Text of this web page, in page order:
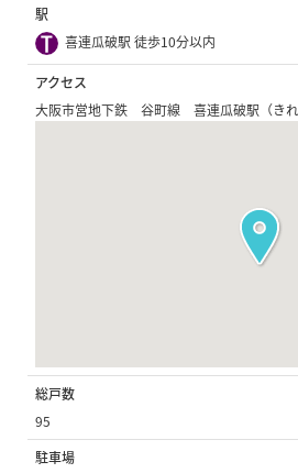
駅
喜連瓜破駅 徒歩10分以内
アクセス
大阪市営地下鉄 谷町線 喜連瓜破駅（き
総戸数
95
駐車場